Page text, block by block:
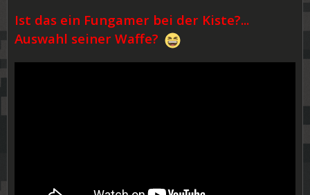
Ist das ein Fungamer bei der Kiste?...
Auswahl seiner Waffe?